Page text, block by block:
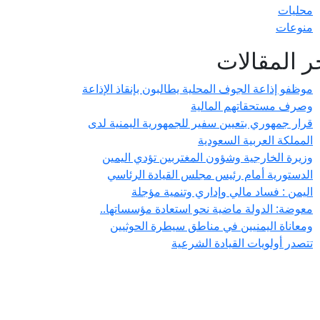
محليات
منوعات
المقالات
موظفو إذاعة الجوف المحلية يطالبون بإنقاذ الإذاعة
وصرف مستحقاتهم المالية
قرار جمهوري بتعيين سفير للجمهورية اليمنية لدى
المملكة العربية السعودية
وزيرة الخارجية وشؤون المغتربين تؤدي اليمين
الدستورية أمام رئيس مجلس القيادة الرئاسي
اليمن : فساد مالي وإداري وتنمية مؤجلة
معوضة: الدولة ماضية نحو استعادة مؤسساتها..
ومعاناة اليمنيين في مناطق سيطرة الحوثيين
تتصدر أولويات القيادة الشرعية